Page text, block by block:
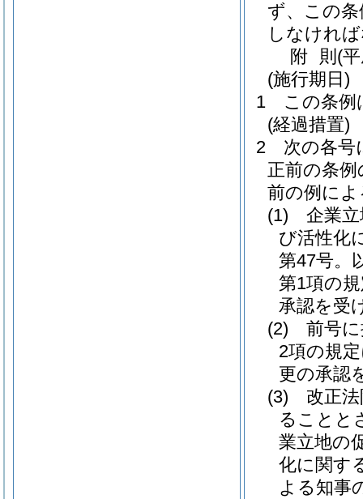
ず、この
しなけれ
附 則 (
(施行期日)
1
この条例
(経過措置)
2
次の各号
正前の条
前の例によ
(1)
企業
び活性化
第47号。
第1項の
承認を受
(2)
前号
2項の規
更の承認
(3)
改正
ることと
業立地の
化に関す
よる知事